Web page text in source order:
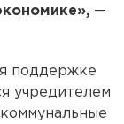
—
поддержке
учредителем